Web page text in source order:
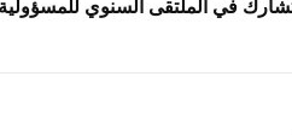
تشارك في الملتقى السنوي للمسؤولية